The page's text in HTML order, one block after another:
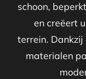
schoon,
en creëert
terrein.
materialen